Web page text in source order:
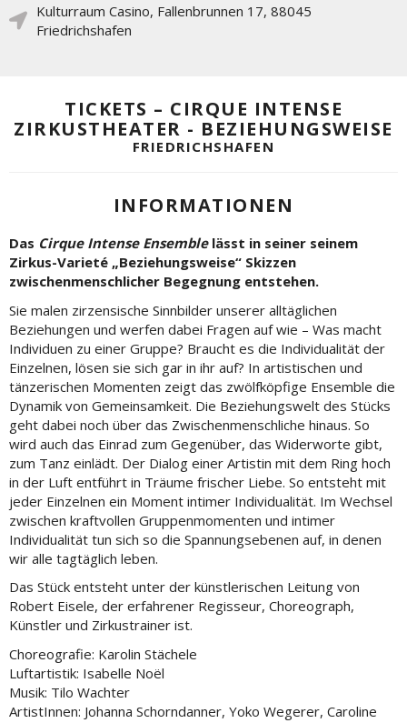
Kulturraum Casino, Fallenbrunnen 17, 88045
Friedrichshafen
TICKETS – CIRQUE INTENSE
ZIRKUSTHEATER - BEZIEHUNGSWEISE
FRIEDRICHSHAFEN
INFORMATIONEN
Das Cirque Intense Ensemblelässt in seiner seinem
Zirkus-Varieté „Beziehungsweise“ Skizzen
zwischenmenschlicher Begegnung entstehen.
Sie malen zirzensische Sinnbilder unserer alltäglichen
Beziehungen und werfen dabei Fragen auf wie – Was macht
Individuen zu einer Gruppe? Braucht es die Individualität der
Einzelnen, lösen sie sich gar in ihr auf? In artistischen und
tänzerischen Momenten zeigt das zwölfköpfige Ensemble die
Dynamik von Gemeinsamkeit. Die Beziehungswelt des Stücks
geht dabei noch über das Zwischenmenschliche hinaus. So
wird auch das Einrad zum Gegenüber, das Widerworte gibt,
zum Tanz einlädt. Der Dialog einer Artistin mit dem Ring hoch
in der Luft entführt in Träume frischer Liebe. So entsteht mit
jeder Einzelnen ein Moment intimer Individualität. Im Wechsel
zwischen kraftvollen Gruppenmomenten und intimer
Individualität tun sich so die Spannungsebenen auf, in denen
wir alle tagtäglich leben.
Das Stück entsteht unter der künstlerischen Leitung von
Robert Eisele, der erfahrener Regisseur, Choreograph,
Künstler und Zirkustrainer ist.
Choreografie: Karolin Stächele
Luftartistik: Isabelle Noël
Musik: Tilo Wachter
ArtistInnen: Johanna Schorndanner, Yoko Wegerer, Caroline